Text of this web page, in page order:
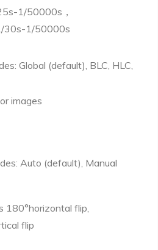
1/50000s，
30s-1/50000s
Global (default), BLC, HLC,
images
Auto (default), Manual
180°horizontal flip,
flip